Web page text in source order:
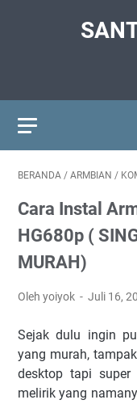
BERANDA / ARMBIAN /
Cara Instal
HG680p (
MURAH)
Oleh yoiyok Juli 16,
Sejak dulu ingin
yang murah,
desktop tapi
melirik yang